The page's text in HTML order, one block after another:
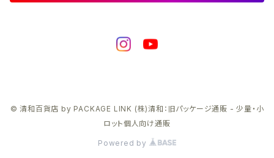
© 清和百貨店 by PACKAGE LINK (株)清和：旧パッケージ通販 - 少量・小
ロット個人向け通販
Powered by